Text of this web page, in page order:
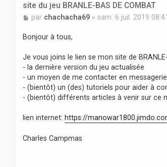
site du jeu BRANLE-BAS DE COMBAT
M
s
s
g
e
par chachacha69» sam. 6 juil. 2019 08:41
Bonjour à tous,
Je vous joins le lien se mon site de
- la dernière version du jeu actualisée
- un moyen de me contacter en
- (bientôt) un (des) tutoriels pour aider à
- (bientôt) différents articles à venir sur ce
lien internet: https://
Charles Campmas